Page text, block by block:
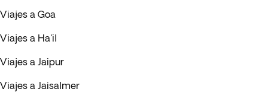
Viajes a Goa
Viajes a Ha'il
Viajes a Jaipur
Viajes a Jaisalmer